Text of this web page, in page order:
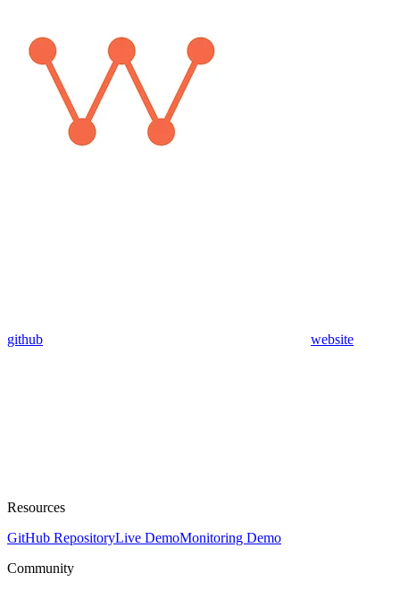
github website
Resources
GitHub RepositoryLive DemoMonitoring Demo
Community